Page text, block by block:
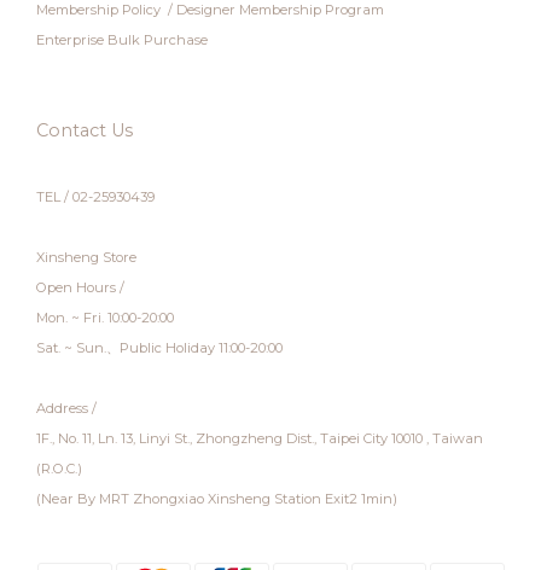
Membership Policy / Designer Membership Program
Enterprise Bulk Purchase
Contact Us
TEL / 02-25930439
Xinsheng Store
Open Hours /
Mon. ~ Fri. 10:00-20:00
Sat. ~ Sun.、Public Holiday 11:00-20:00
Address /
1F., No. 11, Ln. 13, Linyi St., Zhongzheng Dist., Taipei City 10010 , Taiwan
(R.O.C.)
(Near By MRT Zhongxiao Xinsheng Station Exit2 1min)